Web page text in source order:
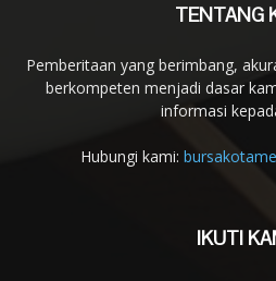
TENTANG
Pemberitaan yang berimbang,
berkompeten menjadi dasar
informasi
Hubungi kami:
IKUTI